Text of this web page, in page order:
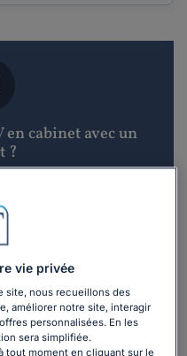
en cabinet avec un
?
d'avocats
48h
vie privée
site, nous recueillons des
améliorer notre site, interagir
personnalisées. En les
sera simplifiée.
tout moment en cliquant sur le